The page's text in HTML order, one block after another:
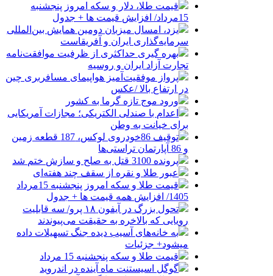
قیمت طلا، دلار و سکه امروز پنجشنبه
15مرداد/ افزایش قیمت ها + جدول
یزد، امسال میزبان دومین همایش بین‌المللی
سرمایه‌گذاری ایران و آفریقاست
بهره گیری حداکثری از ظرفیت موافقت‌نامه
تجارت آزاد ایران و روسیه
پرواز موفقیت‌آمیز هواپیمای مسافربری چین
در ارتفاع بالا /عکس
ورود موج تازه گرما به کشور
اعدام با صندلی الکتریکی؛ مجازات آمریکایی
برای خیانت به وطن
توقیف 86خودروی لوکس، 187 قطعه زمین
و 86 آپارتمان تراستی‌ها
پرونده 3100 قتل به صلح و سازش ختم شد
عبور طلا و نقره از سقف چند هفته‌ای
قیمت طلا و سکه امروز پنجشنبه 15مرداد
1405/ افزایش همه قیمت ها + جدول
تحول بزرگ در آیفون ۱۸ پرو/ سه قابلیت
رویایی که بالاخره به حقیقت می‌پیوندند
به خانه‌های آسیب دیده جنگ تسهیلات داده
میشود+ جزئیات
قیمت طلا و سکه پنجشنبه 15 مرداد
گوگل اسیستنت ماه آینده در اندروید